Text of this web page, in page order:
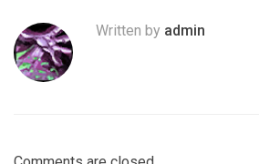
Written by admin